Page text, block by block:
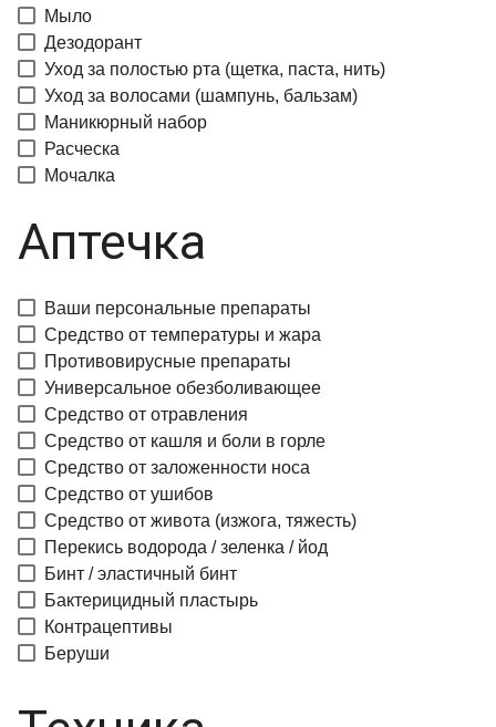
Мыло
Дезодорант
Уход за полостью рта (щетка, паста, нить)
Уход за волосами (шампунь, бальзам)
Маникюрный набор
Расческа
Мочалка
Аптечка
Ваши персональные препараты
Средство от температуры и жара
Противовирусные препараты
Универсальное обезболивающее
Средство от отравления
Средство от кашля и боли в горле
Средство от заложенности носа
Средство от ушибов
Средство от живота (изжога, тяжесть)
Перекись водорода / зеленка / йод
Бинт / эластичный бинт
Бактерицидный пластырь
Контрацептивы
Беруши